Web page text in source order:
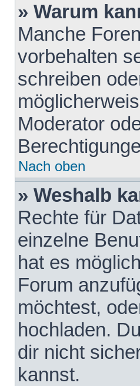
» Warum
Manche
vorbehalten
schreiben
Moderator
Nach oben
» Weshalb
Rechte für
einzelne
hat es
Forum
möchtest,
hochladen.
dir nicht
kannst.